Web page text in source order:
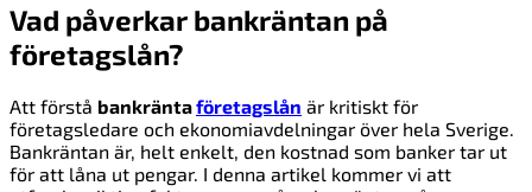
Vad påverkar bankräntan på
företagslån?
Att förstå bankräntaföretagslån är kritiskt för
företagsledare och ekonomiavdelningar över hela Sverige.
Bankräntan är, helt enkelt, den kostnad som banker tar ut
för att låna ut pengar. I denna artikel kommer vi att